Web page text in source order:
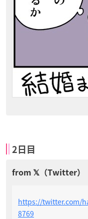
2日目
https://twitter.com/
8769